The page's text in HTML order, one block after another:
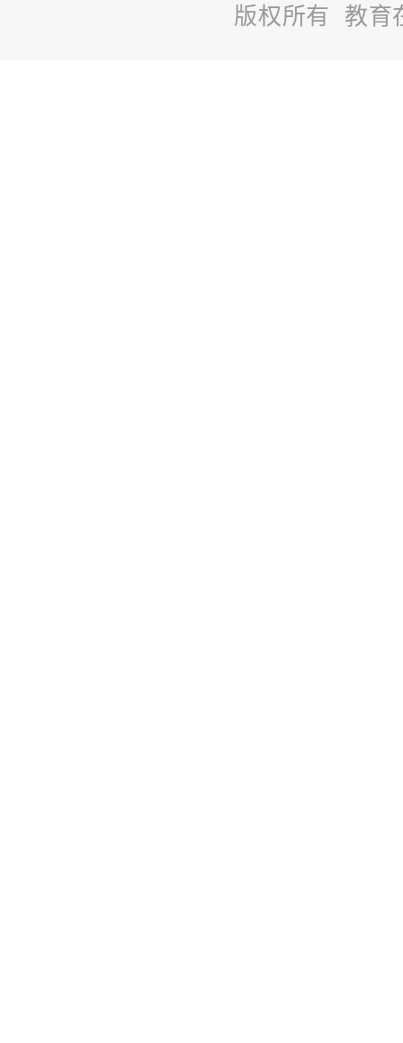
版权所有 教育